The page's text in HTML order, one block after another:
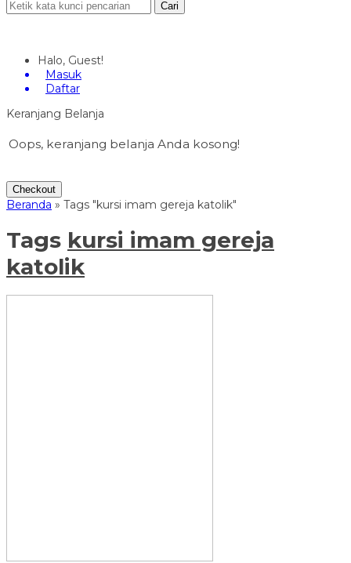
Cari
Halo, Guest!
Masuk
Daftar
Keranjang Belanja
Oops, keranjang belanja Anda kosong!
Checkout
Beranda » Tags "kursi imam gereja katolik"
Tags kursi imam gereja
katolik